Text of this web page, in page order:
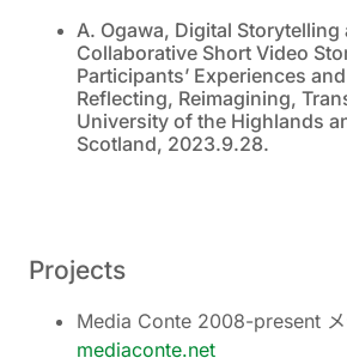
A. Ogawa, Digital Storytelling
Collaborative Short Video
Participants’ Experiences
Reflecting, Reimagining,
University of the Highlands
Scotland, 2023.9.28.
Projects
Media Conte 2008-present メ
mediaconte.net